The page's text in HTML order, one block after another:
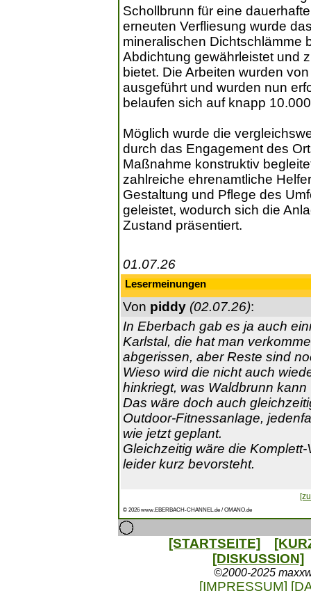
Schollbrunn für eine
erneuten Verfliesung wurde
mineralischen Dichtschlämme
Abdichtung gewährleistet und
bietet. Die Arbeiten wurden
ausgeführt und wurden nun
belaufen sich auf knapp
Möglich wurde die
durch das Engagement des
Maßnahme konstruktiv
zahlreiche ehrenamtliche
Gestaltung und Pflege des
geleistet, wodurch sich die
Zustand präsentiert.
01.07.26
Lesermeinungen
Von piddy (02.07.26):
In Eberbach gab es ja auch
Karlstal, die hat man
abgerissen, aber Reste sind
Wieso wird die nicht auch
hinkriegt, was Waldbrunn kann
Das wäre doch auch
Outdoor-Fitnessanlage,
wie jetzt geplant.
Gleichzeitig wäre die
leider kurz bevorsteht.
© 2026 www.EBERBACH-CHANNEL.de / OMANO.de
[STARTSEITE]
[DISKUSSION]
©2000-2025
[IMPRESSUM]